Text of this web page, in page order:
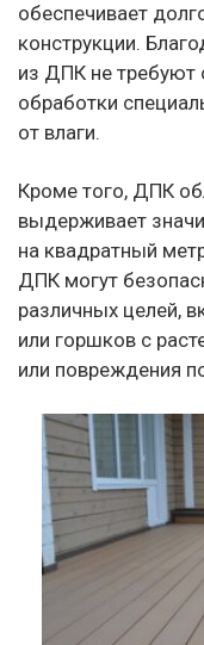
обеспечивает
конструкции.
из ДПК не требуют
обработки
от влаги.
Кроме того, ДПК
выдерживает
на квадратный
ДПК могут
различных целей,
или горшков с
или повреждения